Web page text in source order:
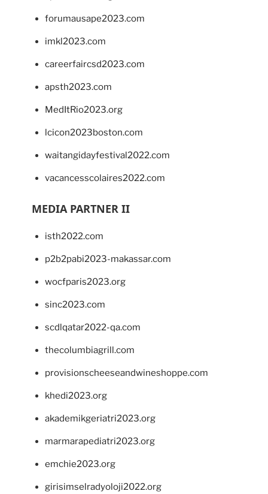
forumausape2023.com
imkl2023.com
careerfaircsd2023.com
apsth2023.com
MedItRio2023.org
lcicon2023boston.com
waitangidayfestival2022.com
vacancesscolaires2022.com
MEDIA PARTNER II
isth2022.com
p2b2pabi2023-makassar.com
wocfparis2023.org
sinc2023.com
scdlqatar2022-qa.com
thecolumbiagrill.com
provisionscheeseandwineshoppe.com
khedi2023.org
akademikgeriatri2023.org
marmarapediatri2023.org
emchie2023.org
girisimselradyoloji2022.org